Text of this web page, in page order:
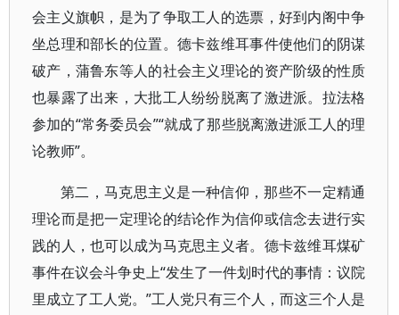
会主义旗帜，是为了争取工人的选票，好到内阁中争
坐总理和部长的位置。德卡兹维耳事件使他们的阴谋
破产，蒲鲁东等人的社会主义理论的资产阶级的性质
也暴露了出来，大批工人纷纷脱离了激进派。拉法格
参加的“常务委员会”“就成了那些脱离激进派工人的理
论教师”。
第二，马克思主义是一种信仰，那些不一定精通
理论而是把一定理论的结论作为信仰或信念去进行实
践的人，也可以成为马克思主义者。德卡兹维耳煤矿
事件在议会斗争史上“发生了一件划时代的事情：议院
里成立了工人党。”工人党只有三个人，而这三个人是